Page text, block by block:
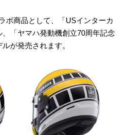
ボ商品として、「USインターカ
「ヤマハ発動機創立70周年記念
が発売されます。